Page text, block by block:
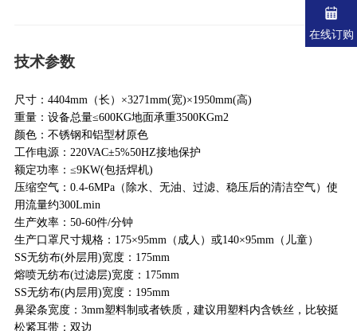
技术参数
尺寸：4404mm（长）×3271mm(宽)×1950mm(高)
重量：设备总量≤600KG地面承重3500KGm2
颜色：不锈钢和铝型材原色
工作电源：220VAC±5%50HZ接地保护
额定功率：≤9KW(包括焊机)
压缩空气：0.4-6MPa（除水、无油、过滤、稳压后的清洁空气）使
用流量约300Lmin
生产效率：50-60件/分钟
生产口罩尺寸规格：175×95mm（成人）或140×95mm（儿童）
SS无纺布(外层用)宽度：175mm
熔喷无纺布(过滤层)宽度：175mm
SS无纺布(内层用)宽度：195mm
鼻梁条宽度：3mm塑料制或者铁质，建议用塑料内含铁丝，比较挺
松紧耳带：双边
在线订购